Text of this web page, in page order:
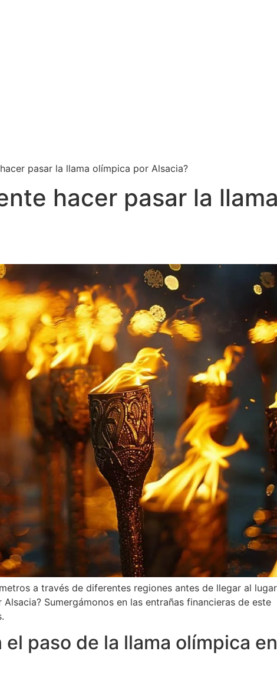
pasar la llama olímpica por Alsacia?
hacer pasar la llama
a través de diferentes regiones antes de llegar al
Sumergámonos en las entrañas financieras de este
paso de la llama olímpica en